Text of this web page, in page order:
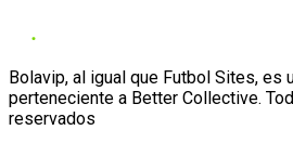
Bolavip, al igual que Futbol Sites, es
perteneciente a Better Collective.
reservados